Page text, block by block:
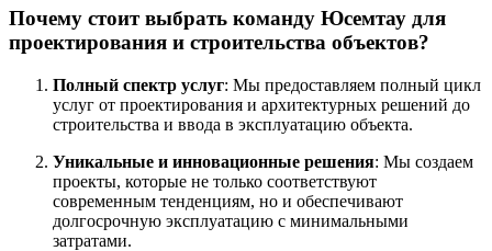
Почему стоит выбрать команду Юсемтау для
проектирования и строительства объектов?
Полный спектр услуг: Мы предоставляем полный цикл
услуг от проектирования и архитектурных решений до
строительства и ввода в эксплуатацию объекта.
Уникальные и инновационные решения: Мы создаем
проекты, которые не только соответствуют
современным тенденциям, но и обеспечивают
долгосрочную эксплуатацию с минимальными
затратами.